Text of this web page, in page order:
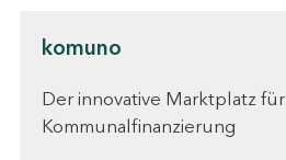
komuno
Der innovative Marktplatz für
Kommunalfinanzierung